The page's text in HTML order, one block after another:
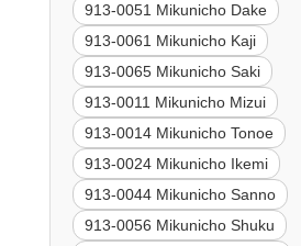
913-0051 Mikunicho Dake
913-0061 Mikunicho Kaji
913-0065 Mikunicho Saki
913-0011 Mikunicho Mizui
913-0014 Mikunicho Tonoe
913-0024 Mikunicho Ikemi
913-0044 Mikunicho Sanno
913-0056 Mikunicho Shuku